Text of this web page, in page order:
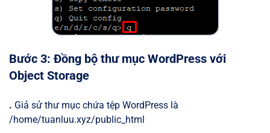
Bước 3: Đồng bộ thư mục WordPress với
Object Storage
. Giả sử thư mục chứa tệp WordPress là
/home/tuanluu.xyz/public_html